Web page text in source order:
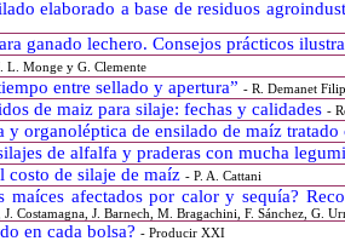
elaborado a base de residuos
ganado lechero. Consejos prácticos
L. Monge y G. Clemente
entre sellado y apertura” - R. Demanet
de maiz para silaje: fechas y calidades -
y organoléptica de ensilado de maíz
de alfalfa y praderas con mucha
costo de silaje de maíz - P. A. Cattani
maíces afectados por calor y sequía?
J. Costamagna, J. Barnech, M. Bragachini, F. Sánchez, G.
en cada bolsa? - Producir XXI